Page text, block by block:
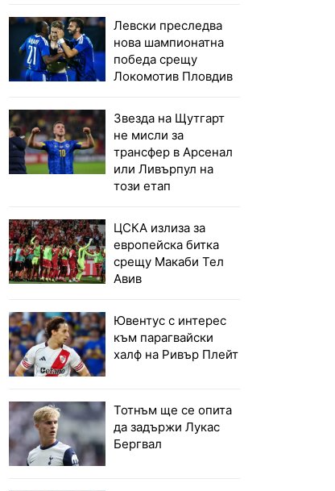
Левски преследва
нова шампионатна
победа срещу
Локомотив Пловдив
Звезда на Щутгарт
не мисли за
трансфер в Арсенал
или Ливърпул на
този етап
ЦСКА излиза за
европейска битка
срещу Макаби Тел
Авив
Ювентус с интерес
към парагвайски
халф на Ривър Плейт
Тотнъм ще се опита
да задържи Лукас
Бергвал